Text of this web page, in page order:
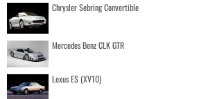
Chrysler Sebring Convertible
Mercedes Benz CLK GTR
Lexus ES (XV10)